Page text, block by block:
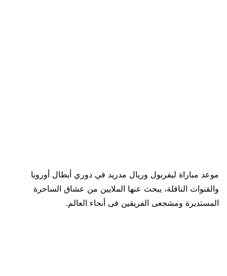
موعد مباراة ليفربول وريال مدريد في دوري أبطال أوروبا
والقنوات الناقلة، يبحث عنها الملايين من عشاق الساحرة
المستديرة ومشجعى الفريقين فى أنحاء العالم.